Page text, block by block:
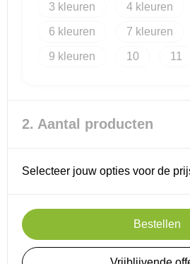
3 4
6 7
9 10 11
2. Aantal producten
Selecteer jouw opties voor de
Bestellen